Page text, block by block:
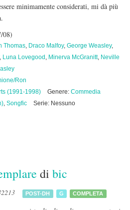
minimamente considerati, mi dà più
08)
Thomas, Draco Malfoy, George Weasley,
, Luna Lovegood , Minerva McGranitt, Neville
Ron
(1991-1998) Genere: Commedia
, Songfic
Serie: Nessuno
di bic
POST-DH G COMPLETA